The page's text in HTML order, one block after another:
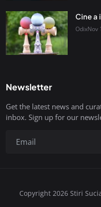
Cine a
OdixNov
Newsletter
Get the latest news and
inbox. Sign up for our
Copyright 2026 Stiri